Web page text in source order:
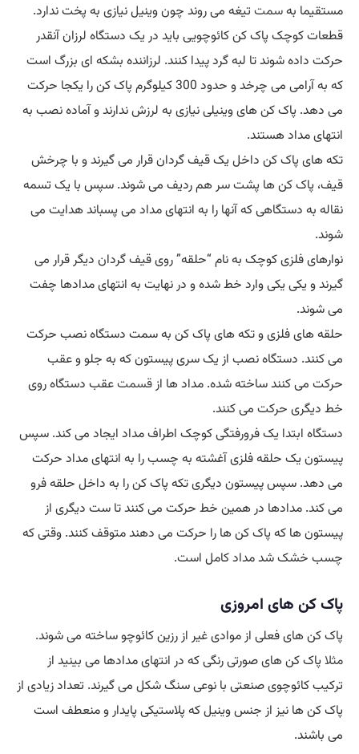
مستقیما بهسمت تیغه می روند چون وینیل نیازی به پخت ندارد.
قطعات کوچک پاک کن کائوچویی باید در یک دستگاه لرزان آنقدر
حرکت داده شوند تا لبه گرد پیدا کنند. لرزاننده بشکه ای بزرگ است
که به آرامی می چرخد و حدود 300 کیلوگرم پاک کن را یکجا حرکت
می دهد. پاک کن های وینیلی نیازی به لرزش ندارند و آماده نصب به
انتهای مداد هستند.
تکه های پاک کن داخل یک قیف گردان قرار می گیرند و با چرخش
قیف، پاک کن ها پشت سر هم ردیف می شوند. سپس با یک تسمه
نقاله به دستگاهی که آنها را به انتهای مداد می پسباند هدایت می
شوند.
نوارهای فلزی کوچک به نام “حلقه” روی قیف گردان دیگر قرار می
گیرند و یکی یکی وارد خط شده و در نهایت به انتهای مدادها چفت
می شوند.
حلقه های فلزی و تکه های پاک کن به سمت دستگاه نصب حرکت
می کنند. دستگاه نصب از یک سری پیستون که به جلو و عقب
حرکت می کنند ساخته شده. مداد ها از قسمتعقب دستگاه روی
خط دیگری حرکت می کنند.
دستگاه ابتدا یک فرورفتگی کوچک اطراف مداد ایجاد می کند. سپس
پیستون یک حلقه فلزی آغشته به چسب را به انتهای مداد حرکت
می دهد. سپس پیستون دیگری تکه پاک کن را به داخل حلقه فرو
می کند. مدادها در همین خط حرکت می کنند تا ست دیگری از
پیستون ها که پاک کن ها را حرکت می دهند متوقف کنند. وقتی که
چسب خشک شد مداد کامل است.
پاک کن های امروزی
پاک کن های فعلی از موادی غیر از رزین کائوچو ساخته می شوند.
مثلاپاک کن های صورتی رنگی که در انتهای مدادها می بینید از
ترکیب کائوچوی صنعتی با نوعی سنگ شکل می گیرند. تعداد زیادی از
پاک کن ها نیز از جنس وینیل که پلاستیکی پایدار و منعطف است
می باشند.